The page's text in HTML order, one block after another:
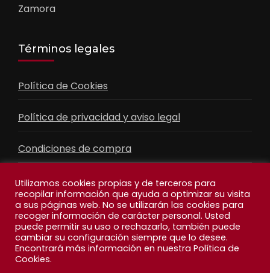
Zamora
Términos legales
Política de Cookies
Política de privacidad y aviso legal
Condiciones de compra
Contacto
Facebook
Feed
Utilizamos cookies propias y de terceros para
recopilar información que ayuda a optimizar su visita
a sus páginas web. No se utilizarán las cookies para
recoger información de carácter personal. Usted
puede permitir su uso o rechazarlo, también puede
cambiar su configuración siempre que lo desee.
Encontrará más información en nuestra Política de
Cookies.